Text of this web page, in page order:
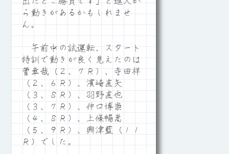
ら動きがあるかもしれませ
ん。
午前中の試運転、スタート
特訓で動きが良く見えたのは
菅章哉（２、７Ｒ）、寺田祥
（２、６Ｒ）、濱崎直矢
（３、８Ｒ）、羽野直也
（３、７Ｒ）、仲口博崇
（４、８Ｒ）、上條暢嵩
（５、９Ｒ）、興津藍（１１
Ｒ）でした。